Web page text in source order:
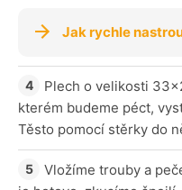
Jak rychle
Plech o velikosti
kterém budeme péct,
Těsto pomocí stěrky do
Vložíme trouby a